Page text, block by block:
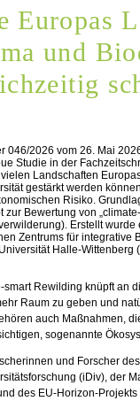
Europas
und
046/2026 vom 26. Mai
Studie in der
Landschaften
gestärkt werden
Risiko.
zur Bewertung von
Erstellt
Zentrums für integrative
Halle-Wittenberg
smart Rewilding knüpft an
Raum zu geben und
auch Maßnahmen,
sogenannte
und Forscher
(iDiv), der
des EU-Horizon-